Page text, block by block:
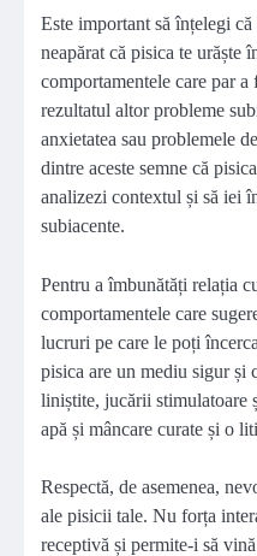
Este important să înțelegi că
neapărat că pisica te urăște
comportamentele care par
rezultatul altor probleme
anxietatea sau problemele
dintre aceste semne că
analizezi contextul și să iei
subiacente.
Pentru a îmbunătăți relația
comportamentele care
lucruri pe care le poți
pisica are un mediu sigur și
liniștite, jucării stimulatoare
apă și mâncare curate și o
Respectă, de asemenea,
ale pisicii tale. Nu forța
receptivă și permite-i să